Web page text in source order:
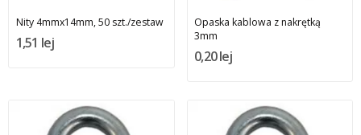
Nity 4mmx14mm, 50 szt./zestaw
1,51 lej
Opaska kablowa z nakrętką
3mm
0,20 lej